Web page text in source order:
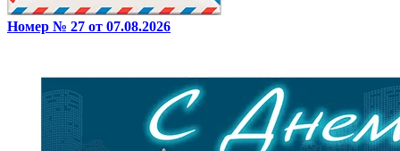
Номер № 27 от 07.08.2026